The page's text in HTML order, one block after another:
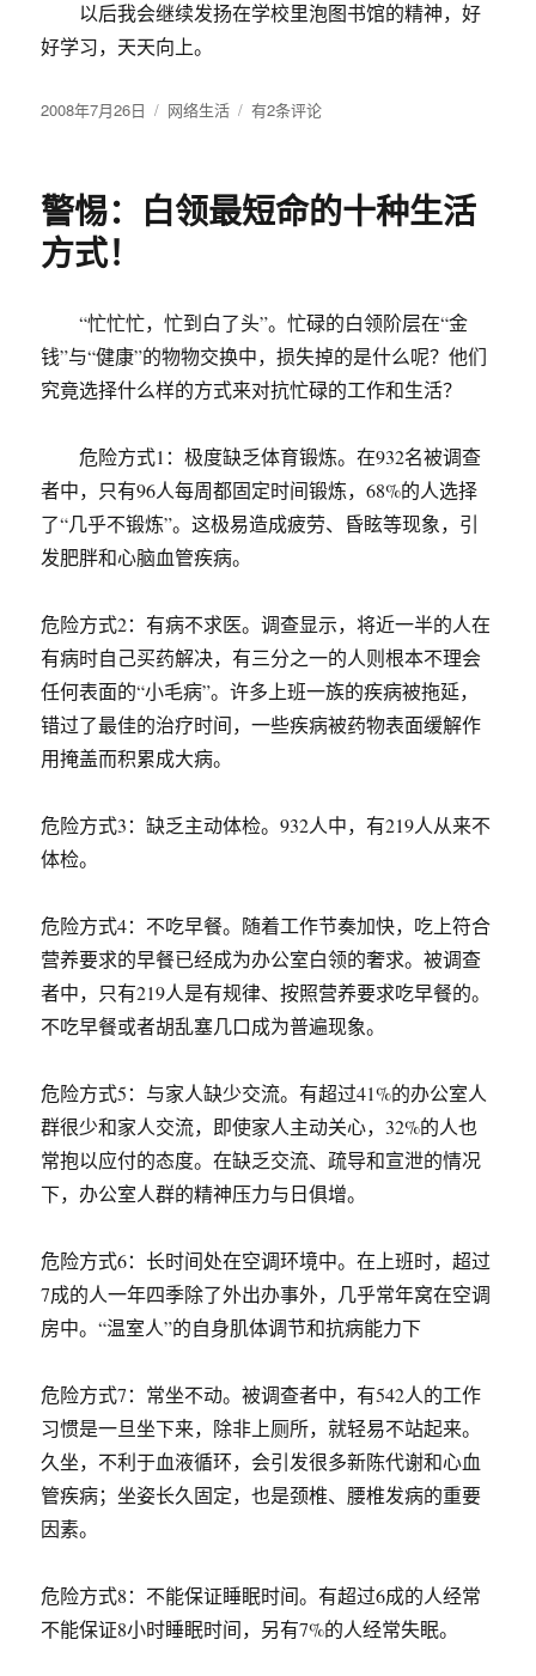
以后我会继续发扬在学校里泡图书馆的精神，好
好学习，天天向上。
发
2008年7月26日
分
网络生活
重
馆
有2条评论
警惕：白领最短命的十种生活
方式！
“忙忙忙，忙到白了头”。忙碌的白领阶层在“金
钱”与“健康”的物物交换中，损失掉的是什么呢？他们
究竟选择什么样的方式来对抗忙碌的工作和生活？
危险方式1：极度缺乏体育锻炼。在932名被调查
者中，只有96人每周都固定时间锻炼，68%的人选择
了“几乎不锻炼”。这极易造成疲劳、昏眩等现象，引
发肥胖和心脑血管疾病。
危险方式2：有病不求医。调查显示，将近一半的人在
有病时自己买药解决，有三分之一的人则根本不理会
任何表面的“小毛病”。许多上班一族的疾病被拖延，
错过了最佳的治疗时间，一些疾病被药物表面缓解作
用掩盖而积累成大病。
危险方式3：缺乏主动体检。932人中，有219人从来不
体检。
危险方式4：不吃早餐。随着工作节奏加快，吃上符合
营养要求的早餐已经成为办公室白领的奢求。被调查
者中，只有219人是有规律、按照营养要求吃早餐的。
不吃早餐或者胡乱塞几口成为普遍现象。
危险方式5：与家人缺少交流。有超过41%的办公室人
群很少和家人交流，即使家人主动关心，32%的人也
常抱以应付的态度。在缺乏交流、疏导和宣泄的情况
下，办公室人群的精神压力与日俱增。
危险方式6：长时间处在空调环境中。在上班时，超过
7成的人一年四季除了外出办事外，几乎常年窝在空调
房中。“温室人”的自身肌体调节和抗病能力下
危险方式7：常坐不动。被调查者中，有542人的工作
习惯是一旦坐下来，除非上厕所，就轻易不站起来。
久坐，不利于血液循环，会引发很多新陈代谢和心血
管疾病；坐姿长久固定，也是颈椎、腰椎发病的重要
因素。
危险方式8：不能保证睡眠时间。有超过6成的人经常
不能保证8小时睡眠时间，另有7%的人经常失眠。